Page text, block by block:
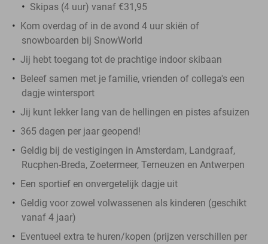
Skipas (4 uur) vanaf €31,95
Kom overdag of in de avond 4 uur skiën of
snowboarden bij SnowWorld
Jij hebt toegang tot de prachtige indoor skibaan
Beleef samen met je familie, vrienden of collega's een
dagje wintersport
Jij kunt lekker lang van de hellingen en pistes afsuizen
365 dagen per jaar geopend!
Geldig bij de vestigingen in Amsterdam, Landgraaf,
Rucphen-Breda, Zoetermeer, Terneuzen en Antwerpen
Een sportief en onvergetelijk dagje uit
Geldig voor zowel volwassenen als kinderen (geschikt
vanaf 4 jaar)
Eventueel extra te huren/kopen (prijzen verschillen per